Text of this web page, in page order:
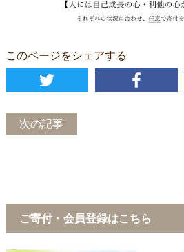
このページをシェアする
次の記事
ご寄付・会員登録はこちら